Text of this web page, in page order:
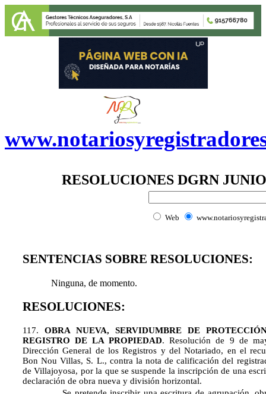
RESOLUCIONES DGRN
Web
SENTENCIAS SOBRE RESOLUCIONES:
Ninguna, de momento.
RESOLUCIONES:
117. OBRA NUEVA, SERVIDUMBRE DE
REGISTRO DE LA PROPIEDAD. Resolución de 9 de
Dirección General de los Registros y del Notariado, en el
Bon Nou Villas, S. L., contra la nota de calificación del
de Villajoyosa, por la que se suspende la inscripción de una
declaración de obra nueva y división horizontal.